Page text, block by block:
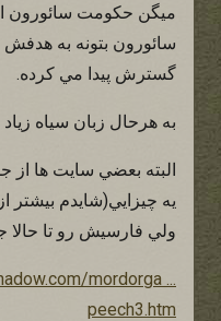
ميگن حكومت سائورون
سائورون بتونه به
گسترش پيدا مي كرده.
به هرحال زبان سياه زياد
البته بعضي سايت ها از
يه چيزايي(شايدم
ولي فارسيش رو تا حالا
mordorga ...
peech3.htm